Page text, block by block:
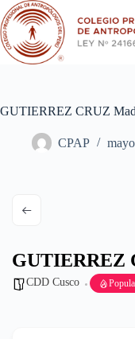
Saltar
al
contenido
GUTIERREZ CRUZ
CPAP
GUTIERREZ
CDD Cusco